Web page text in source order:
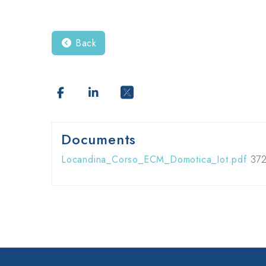
Back
Documents
Locandina_Corso_ECM_Domotica_Iot.pdf